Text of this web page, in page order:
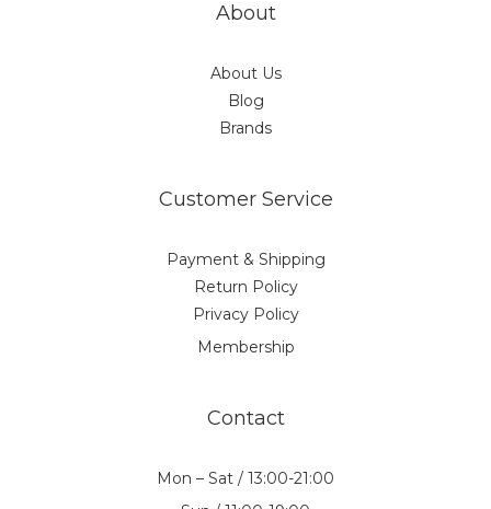
About
About Us
Blog
Brands
Customer Service
Payment & Shipping
Return Policy
Privacy Policy
Membership
Contact
Mon – Sat / 13:00-21:00